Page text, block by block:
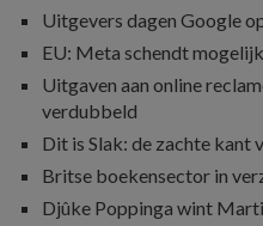
Uitgevers dagen Google
EU: Meta schendt
Uitgaven aan online
verdubbeld
Dit is Slak: de zachte kant
Britse boekensector in
Djûke Poppinga wint